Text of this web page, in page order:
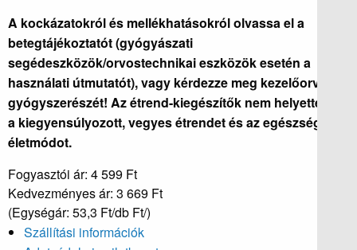
Fogyasztói ár: 4 599 Ft
Kedvezményes ár: 3 669 Ft
(Egységár: 53,3 Ft/db Ft/)
A kockázatokról és mellékhatásokról olvassa el a
betegtájékoztatót (gyógyászati
segédeszközök/orvostechnikai eszközök esetén a
használati útmutatót), vagy kérdezze meg kezelőorvosát,
gyógyszerészét! Az étrend-kiegészítők nem helyettesíti
a kiegyensúlyozott, vegyes étrendet és az egészséges
életmódot.
Szállítási információk